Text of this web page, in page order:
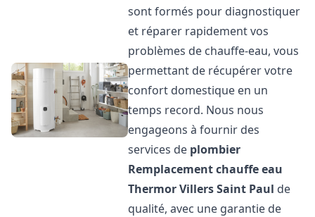
sont formés pour diagnostiquer
et réparer rapidement vos
problèmes de chauffe-eau, vous
permettant de récupérer votre
confort domestique en un
temps record. Nous nous
engageons à fournir des
services de plombier
Remplacement chauffe eau
ThermorVillers Saint Paul de
qualité, avec une garantie de